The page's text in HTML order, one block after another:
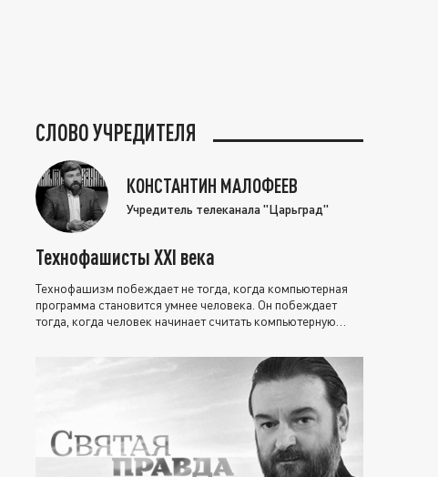
СЛОВО УЧРЕДИТЕЛЯ
КОНСТАНТИН МАЛОФЕЕВ
Учредитель телеканала "Царьград"
Технофашисты XXI века
Технофашизм побеждает не тогда, когда компьютерная
программа становится умнее человека. Он побеждает
тогда, когда человек начинает считать компьютерную